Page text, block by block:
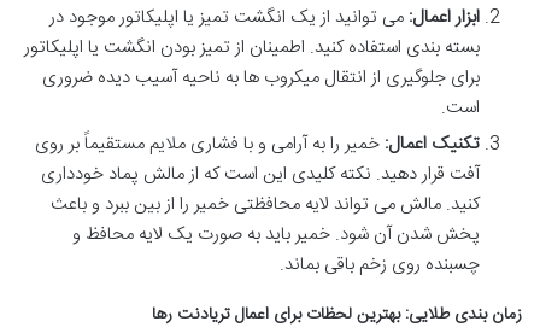
ابزار اعمال: می توانید از یک انگشت تمیز یا اپلیکاتور موجود در
بسته بندی استفاده کنید. اطمینان از تمیز بودن انگشت یا اپلیکاتور
برای جلوگیری از انتقال میکروب ها به ناحیه آسیب دیده ضروری
است.
تکنیک اعمال: خمیر را به آرامی و با فشاری ملایم مستقیماً بر روی
آفت قرار دهید. نکته کلیدی این است که از مالش پماد خودداری
کنید. مالش می تواند لایه محافظتی خمیر را از بین ببرد و باعث
پخش شدن آن شود. خمیر باید به صورت یک لایه محافظ و
چسبنده روی زخم باقی بماند.
زمان بندی طلایی: بهترین لحظات برای اعمال تریادنت رها